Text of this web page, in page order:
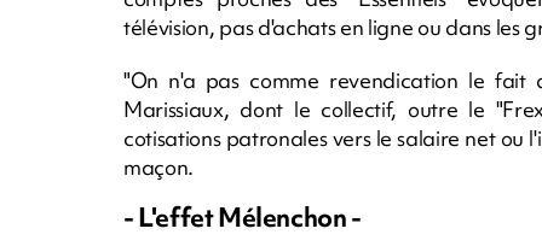
télévision, pas d'achats en ligne ou dans les
"On n'a pas comme revendication le fait
Marissiaux, dont le collectif, outre le
cotisations patronales vers le salaire net
maçon.
- L'effet Mélenchon -